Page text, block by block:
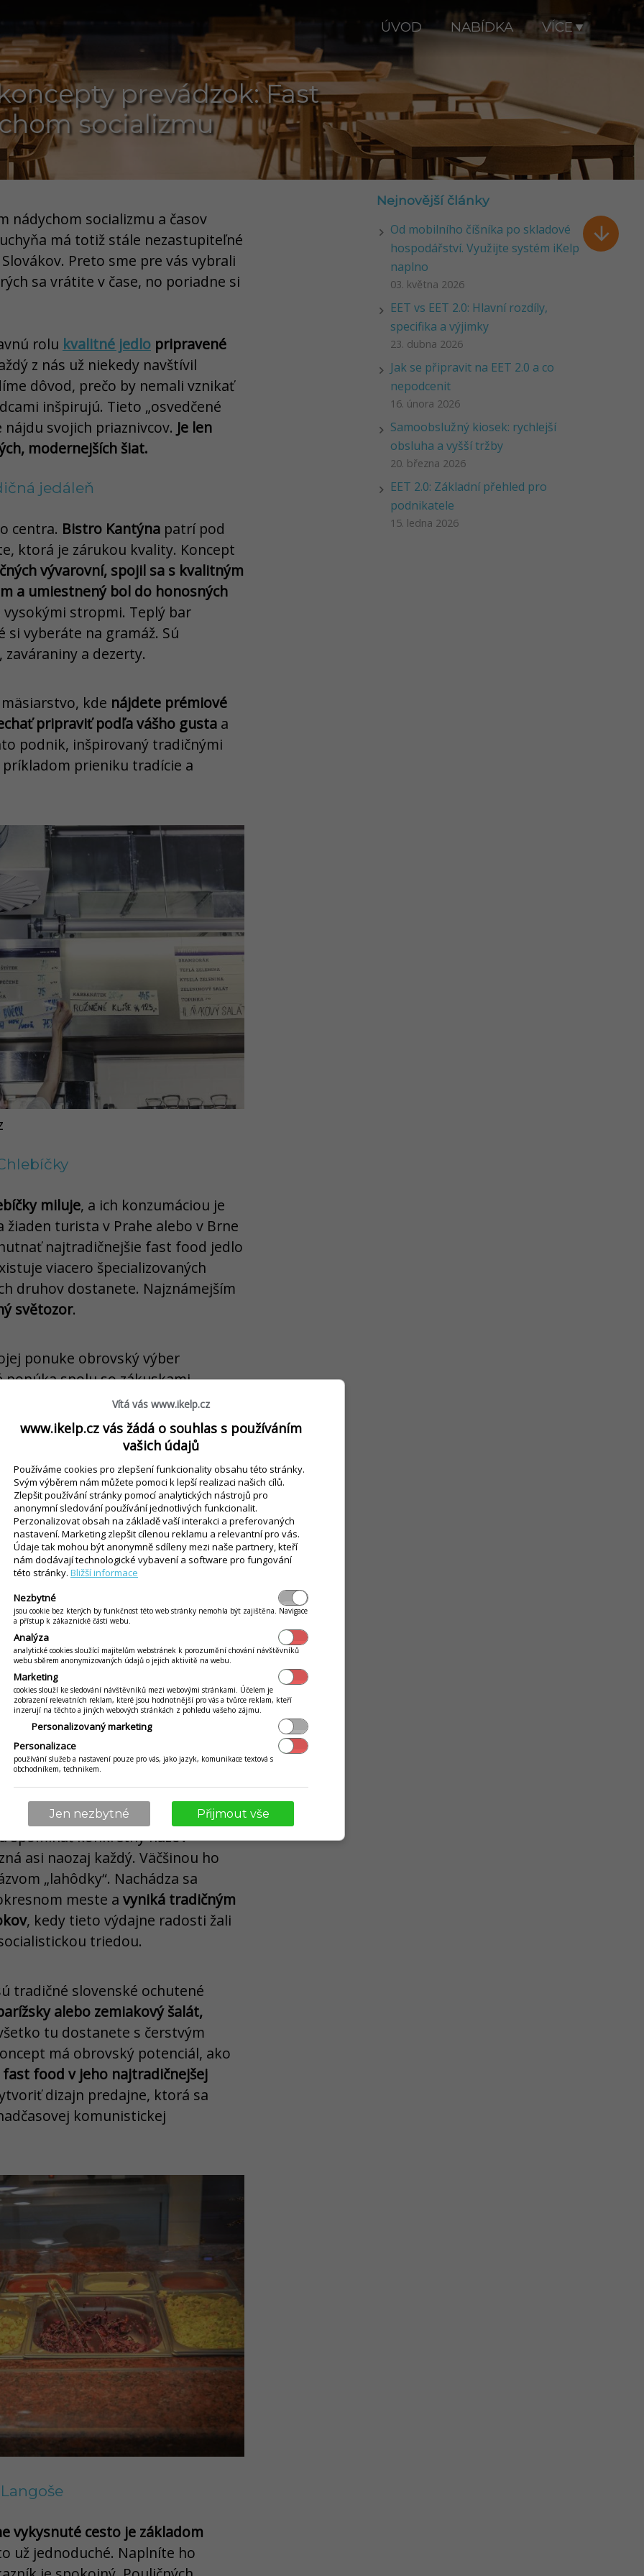
ÚVOD NABÍDKA VÍCE

prevádzok: Fast
socializmu
nádychom socializmu a časov
má totiž stále nezastupiteľné
Preto sme pre vás vybrali
sa vrátite v čase, no poriadne si
rolu kvalitné jedlo pripravené
z nás už niekedy navštívil
dôvod, prečo by nemali vznikať
inšpirujú. Tieto „osvedčené
nájdu svojich priaznivcov. Je len
modernejších šiat.
jedáleň
centra. Bistro Kantýna patrí pod
ktorá je zárukou kvality. Koncept
vývarovní, spojil sa s kvalitným
a umiestnený bol do honosných
stropmi. Teplý bar
vyberáte na gramáž. Sú
a dezerty.
kde nájdete prémiové
pripraviť podľa vášho gusta a
podnik, inšpirovaný tradičnými
prieniku tradície a
miluje, a ich konzumáciou je
žiaden turista v Prahe alebo v Brne
najtradičnejšie fast food jedlo
viacero špecializovaných
druhov dostanete. Najznámejším
světozor.
ponuke obrovský výber
spolu so zákuskami.
aby sa dostali na rad.My
položiť na vrch pečiva, je
k chutiam pristúpite.
spomínať konkrétny názov
asi naozaj každý. Väčšinou ho
„lahôdky“. Nachádza sa
meste a vyniká tradičným
, kedy tieto výdajne radosti žali
triedou.
tradičné slovenské ochutené
alebo zemiakový šalát,
tu dostanete s čerstvým
má obrovský potenciál, ako
fast food v jeho najtradičnejšej
dizajn predajne, ktorá sa
komunistickej
Langoše
vykysnuté cesto je základom
už jednoduché. Naplníte ho
Nejnovější články
Od mobilního číšníka po skladové
hospodářství. Využijte systém iKelp
naplno
03. května 2026
EET vs EET 2.0: Hlavní rozdíly,
specifika a výjimky
23. dubna 2026
Jak se připravit na EET 2.0 a co
nepodcenit
16. února 2026
Samoobslužný kiosek: rychlejší
obsluha a vyšší tržby
20. března 2026
EET 2.0: Základní přehled pro
podnikatele
15. ledna 2026
Vítá vás www.ikelp.cz
www.ikelp.cz vás žádá o souhlas s používáním
vašich údajů
Používáme cookies pro zlepšení funkcionality obsahu této stránky.
Svým výběrem nám můžete pomoci k lepší realizaci našich cílů.
Zlepšit používání stránky pomocí analytických nástrojů pro
anonymní sledování používání jednotlivých funkcionalit.
Perzonalizovat obsah na základě vaší interakci a preferovaných
nastavení. Marketing zlepšit cílenou reklamu a relevantní pro vás.
Údaje tak mohou být anonymně sdíleny mezi naše partnery, kteří
nám dodávají technologické vybavení a software pro fungování
této stránky. Bližší informace
Nezbytné
jsou cookie bez kterých by funkčnost této web stránky nemohla být zajištěna. Navigace
a přístup k zákaznické části webu.
Analýza
analytické cookies sloužící majitelům webstránek k porozumění chování návštěvníků
webu sběrem anonymizovaných údajů o jejich aktivitě na webu.
Marketing
cookies slouží ke sledování návštěvníků mezi webovými stránkami. Účelem je
zobrazení relevatních reklam, které jsou hodnotnější pro vás a tvůrce reklam, kteří
inzerují na těchto a jiných webových stránkách z pohledu vašeho zájmu.
Personalizovaný marketing
Personalizace
používání služeb a nastavení pouze pro vás, jako jazyk, komunikace textová s
obchodníkem, technikem.
Jen nezbytné Přijmout vše